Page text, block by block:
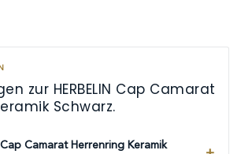
zur HERBELIN Cap Camarat
Schwarz.
Cap Camarat Herrenring Keramik